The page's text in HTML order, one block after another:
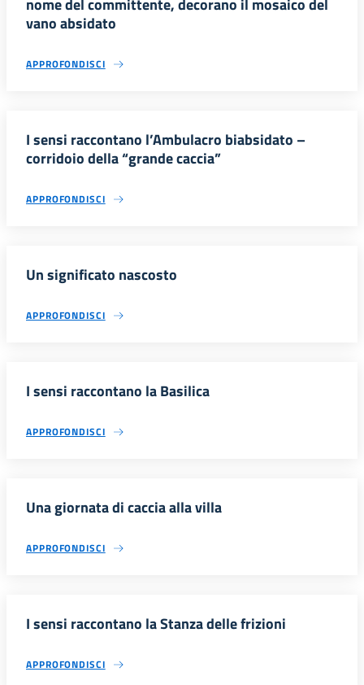
nome del committente, decorano il mosaico del
vano absidato
APPROFONDISCI
I sensi raccontano l’Ambulacro biabsidato –
corridoio della “grande caccia”
APPROFONDISCI
Un significato nascosto
APPROFONDISCI
I sensi raccontano la Basilica
APPROFONDISCI
Una giornata di caccia alla villa
APPROFONDISCI
I sensi raccontano la Stanza delle frizioni
APPROFONDISCI